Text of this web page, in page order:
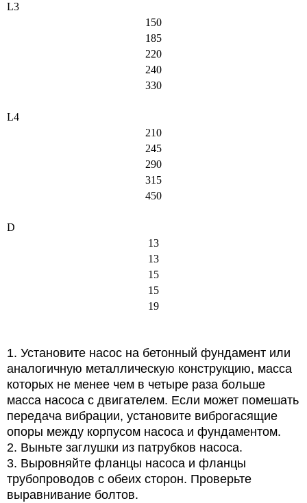
L3
150
185
220
240
330
L4
210
245
290
315
450
D
13
13
15
15
19
1. Установите насос на бетонный фундамент или
аналогичную металлическую конструкцию, масса
которых не менее чем в четыре раза больше
масса насоса с двигателем. Если может помешать
передача вибрации, установите виброгасящие
опоры между корпусом насоса и фундаментом.
2. Выньте заглушки из патрубков насоса.
3. Выровняйте фланцы насоса и фланцы
трубопроводов с обеих сторон. Проверьте
выравнивание болтов.